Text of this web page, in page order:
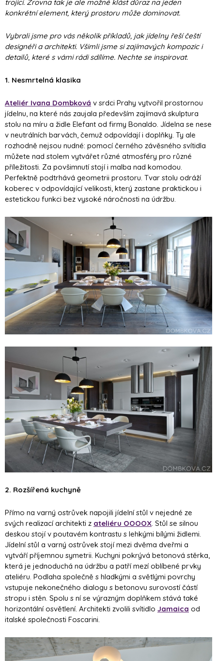
trojici. Zrovna tak je ale možné klást důraz na jeden
konkrétní element, který prostoru může dominovat.
Vybrali jsme pro vás několik příkladů, jak jídelny řeší čeští
designéři a architekti. Všimli jsme si zajímavých kompozic i
detailů, které s vámi rádi sdílíme. Nechte se inspirovat.
1. Nesmrtelná klasika
Ateliér Ivana Dombková v srdci Prahy vytvořil prostornou
jídelnu, na které nás zaujala především zajímavá skulptura
stolu na míru a židle Elefant od firmy Bonaldo. Jídelna se nese
v neutrálních barvách, čemuž odpovídají i doplňky. Ty ale
rozhodně nejsou nudné: pomocí černého závěsného svítidla
můžete nad stolem vytvářet různé atmosféry pro různé
příležitosti. Za povšimnutí stojí i malba nad komodou.
Perfektně podtrhává geometrii prostoru. Tvar stolu odráží
koberec v odpovídající velikosti, který zastane praktickou i
estetickou funkci bez vysoké náročnosti na údržbu.
2. Rozšířená kuchyně
Přímo na varný ostrůvek napojili jídelní stůl v nejedné ze
svých realizací architekti z ateliéru OOOOX . Stůl se silnou
deskou stojí v poutavém kontrastu s lehkými bílými židlemi.
Jídelní stůl a varný ostrůvek stojí mezi dvěma dveřmi a
vytváří příjemnou symetrii. Kuchyni pokrývá betonová stěrka,
která je jednoduchá na údržbu a patří mezí oblíbené prvky
ateliéru. Podlaha společně s hladkými a světlými povrchy
vstupuje nekonečného dialogu s betonovu surovostí částí
stropu i stěn. Spolu s ní se výrazným doplňkem stává také
horizontální osvětlení. Architekti zvolili svítidlo Jamaica od
italské společnosti Foscarini.